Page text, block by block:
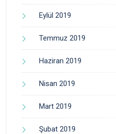
Eylül 2019
Temmuz 2019
Haziran 2019
Nisan 2019
Mart 2019
Şubat 2019